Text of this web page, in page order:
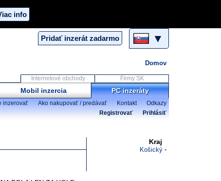
info
Pridať inzerát zadarmo ▼
Domov
Internetové obchody Firmy SK
Mobil inzercia PC inzeráty
inzerovať Ako nakupovať / predávať Kontakt
Odkazy
Registrovať
Prihlásiť
Kraj
Košický